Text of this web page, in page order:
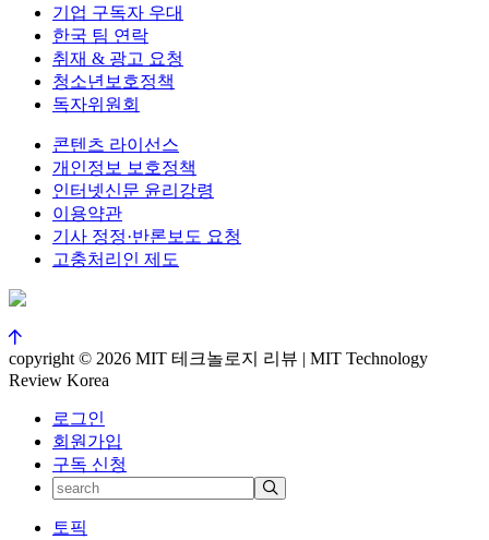
기업 구독자 우대
한국 팀 연락
취재 & 광고 요청
청소년보호정책
독자위원회
콘텐츠 라이선스
개인정보 보호정책
인터넷신문 윤리강령
이용약관
기사 정정·반론보도 요청
고충처리인 제도
copyright © 2026 MIT 테크놀로지 리뷰 | MIT Technology
Review Korea
로그인
회원가입
구독 신청
토픽